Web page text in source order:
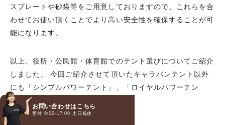
スプレートや砂袋等をご用意しておりますので、これらを合
わせてお使い頂くことでより高い安全性を確保することが可
能になります。
以上、役所・公民館・体育館でのテント選びについてご紹介
しました。 今回ご紹介させて頂いたキャラバンテント以外
にも「シンプルパワーテント」、「ロイヤルパワーテン
ト」、「イージーアップ・テント」等様々なお勧めテントが
ございますので、メールまたはお電話にてお気軽にお問い合
お問い合わせはこちら
受付 9:00-17:00 土日祝休